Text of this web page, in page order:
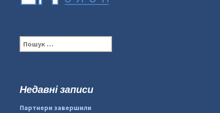
П
о
:Недавні записи
Партнери завершили